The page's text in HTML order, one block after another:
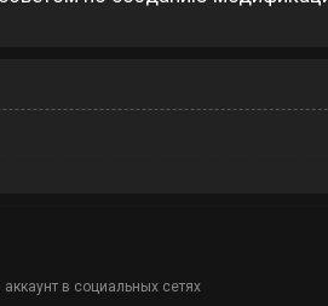
в социальных сетях